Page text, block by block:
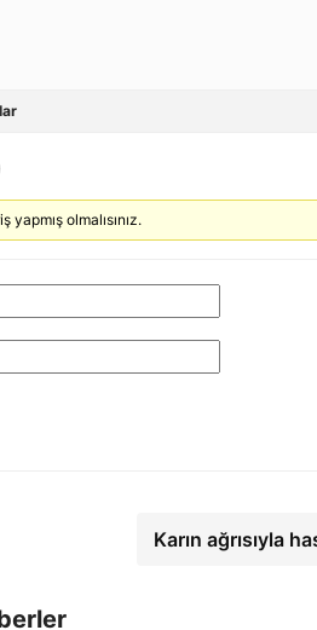
olmalısınız.
Karın ağrısıyla